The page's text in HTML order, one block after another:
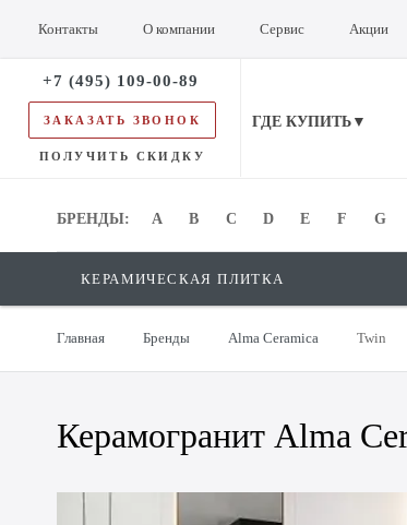
Контакты О компании Сервис Акции
+7 (495) 109-00-89
ЗАКАЗАТЬ ЗВОНОК
ПОЛУЧИТЬ СКИДКУ
ГДЕ КУПИТЬ▼
БРЕНДЫ: A B C D E F G
БРЕНДЫ:
КЕРАМИЧЕСКАЯ ПЛИТКА
Главная Бренды Alma Ceramica Twin
Керамогранит Alma